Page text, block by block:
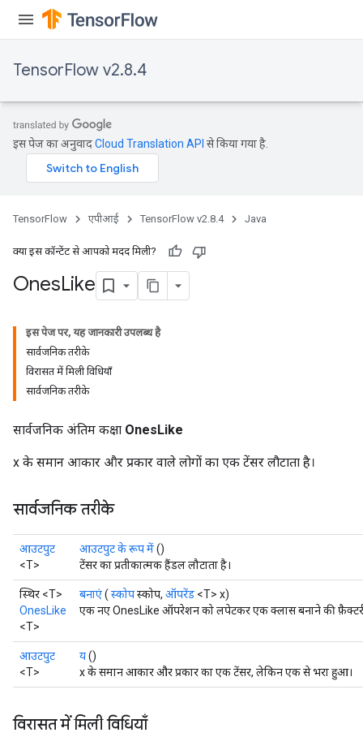
TensorFlow v2.8.4
इस पेज का अनुवादCloud Translation API से किया गया है.
TensorFlow एपीआई TensorFlow v2.8.4 Java
क्या इस कॉन्टेंट से आपको मदद मिली?
OnesLike
इस पेज पर, यह जानकारी उपलब्ध है
सार्वजनिक तरीके
विरासत में मिली विधियाँ
सार्वजनिक तरीके
सार्वजनिक अंतिम कक्षा OnesLike
x के समान आकार और प्रकार वाले लोगों का एक टेंसर लौटाता है।
सार्वजनिक तरीके
आउटपुट
<T>
आउटपुट के रूप में()
टेंसर का प्रतीकात्मक हैंडल लौटाता है।
स्थिर <T>
OnesLike
<T>
बनाएं( स्कोपस्कोप, ऑपरेंड <T> x)
एक नए OnesLike ऑपरेशन को लपेटकर एक क्लास बनाने की फ़ैक्टरी
आउटपुट
<T>
य()
x के समान आकार और प्रकार का एक टेंसर, लेकिन एक से भरा हुआ।
विरासत में मिली विधियाँ